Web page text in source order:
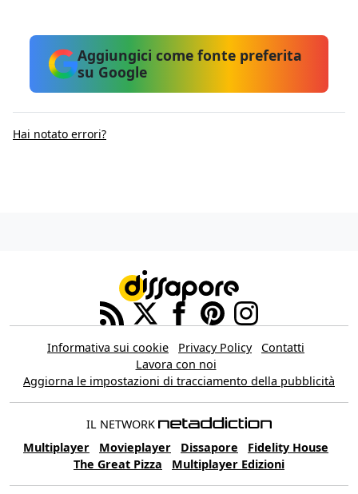
Aggiungici come fonte preferita
su Google
Hai notato errori?
Informativa sui cookie Privacy Policy
Contatti
Lavora con noi
Aggiorna le impostazioni di tracciamento della pubblicità
IL NETWORK
Multiplayer
Movieplayer Dissapore
Fidelity House
The Great Pizza
Multiplayer Edizioni